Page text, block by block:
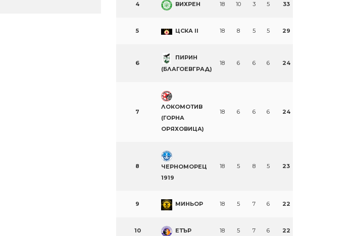
4 ВИХРЕН 18 10 3 5 33
5 ЦСКА II 18 8 5 5 29
6
ПИРИН
(БЛАГОЕВГРАД)
18 6 6 6 24
7
ЛОКОМОТИВ
(ГОРНА
ОРЯХОВИЦА)
18 6 6 6 24
8
ЧЕРНОМОРЕЦ
1919
18 5 8 5 23
9 МИНЬОР 18 5 7 6 22
10 ЕТЪР 18 5 7 6 22